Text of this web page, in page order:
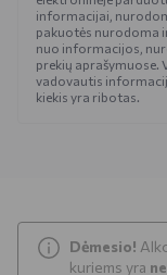
informacijai,
pakuotės nurodoma
nuo informacijos,
prekių aprašymuose.
vadovautis
kiekis yra ribotas.
Dėmesio!
kuriems yra